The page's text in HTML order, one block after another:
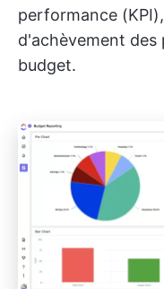
performance
d'achèvement des
budget.